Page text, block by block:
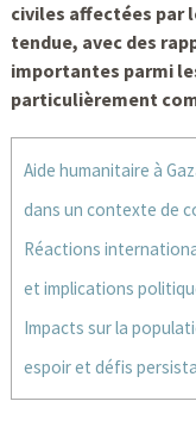
civiles affectées
tendue, avec des
importantes parmi
particulièrement
Aide humanitaire à
dans un contexte de
Réactions
et implications
Impacts sur la
espoir et défis